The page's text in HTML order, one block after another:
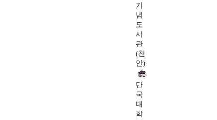
기
념
도
서
관
(천
안)
단
국
대
학